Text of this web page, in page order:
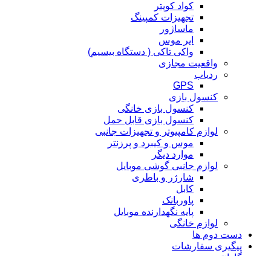
کواد کوپتر
تجهیزات کمپینگ
ماساژور
ایر موس
واکی تاکی ( دستگاه بیسیم)
واقعیت مجازی
ردیاب
GPS
کنسول بازی
کنسول بازی خانگی
کنسول بازی قابل حمل
لوازم کامپیوتر و تجهیزات جانبی
موس و کیبرد و پرزنتر
موارد دیگر
لوازم جانبی گوشی موبایل
شارژر و باطری
کابل
پاوربانک
پایه نگهدارنده موبایل
لوازم خانگی
دست دوم ها
پیگیری سفارشات